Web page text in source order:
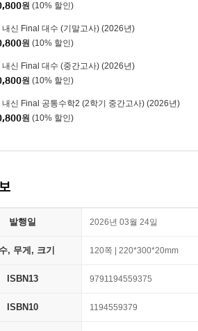
원 (10% 할인)
내신 Final 대수 (기말고사) (2026년)
원 (10% 할인)
내신 Final 대수 (중간고사) (2026년)
원 (10% 할인)
내신 Final 공통수학2 (2학기 중간고사) (2026년)
원 (10% 할인)
발행일 2026년 03월 24일
, 무게, 크기 120쪽 | 220*300*20mm
ISBN13 9791194559375
ISBN10 1194559379